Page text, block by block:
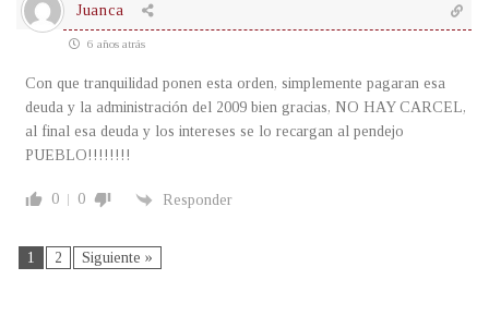
Juanca
6 años atrás
Con que tranquilidad ponen esta orden, simplemente pagaran esa
deuda y la administración del 2009 bien gracias, NO HAY CARCEL,
al final esa deuda y los intereses se lo recargan al pendejo
PUEBLO!!!!!!!!
0 0 Responder
1 2 Siguiente »